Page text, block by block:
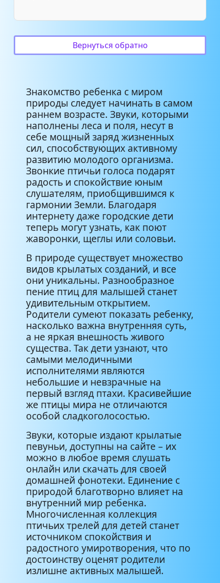
Иволга 0:29
Коноплянка
Крапивник 3:07
Кукушка
Ласточка
Маленькая мухоловка
Овсянка
Певчий сорокопут 0:29
Пеночка 1:55
Пересмешник 1:10
Песни уральских птиц 6:41
Песня птиц в горах
Петух
Поползень 0:47
Синица
Снегирь 3:10
Сова
Соловей
Утренние песни птиц 2:43
Флейтовая птица 0:46
Цапля
Вернуться обратно
Знакомство ребенка с миром
природы следует начинать в самом
раннем возрасте. Звуки, которыми
наполнены леса и поля, несут в
себе мощный заряд жизненных
сил, способствующих активному
развитию молодого организма.
Звонкие птичьи голоса подарят
радость и спокойствие юным
слушателям, приобщившимся к
гармонии Земли. Благодаря
интернету даже городские дети
теперь могут узнать, как поют
жаворонки, щеглы или соловьи.
В природе существует множество
видов крылатых созданий, и все
они уникальны. Разнообразное
пение птиц для малышей станет
удивительным открытием.
Родители сумеют показать ребенку,
насколько важна внутренняя суть,
а не яркая внешность живого
существа. Так дети узнают, что
самыми мелодичными
исполнителями являются
небольшие и невзрачные на
первый взгляд птахи. Красивейшие
же птицы мира не отличаются
особой сладкоголосостью.
Звуки, которые издают крылатые
певуньи, доступны на сайте – их
можно в любое время слушать
онлайн или скачать для своей
домашней фонотеки. Единение с
природой благотворно влияет на
внутренний мир ребенка.
Многочисленная коллекция
птичьих трелей для детей станет
источником спокойствия и
радостного умиротворения, что по
достоинству оценят родители
излишне активных малышей.